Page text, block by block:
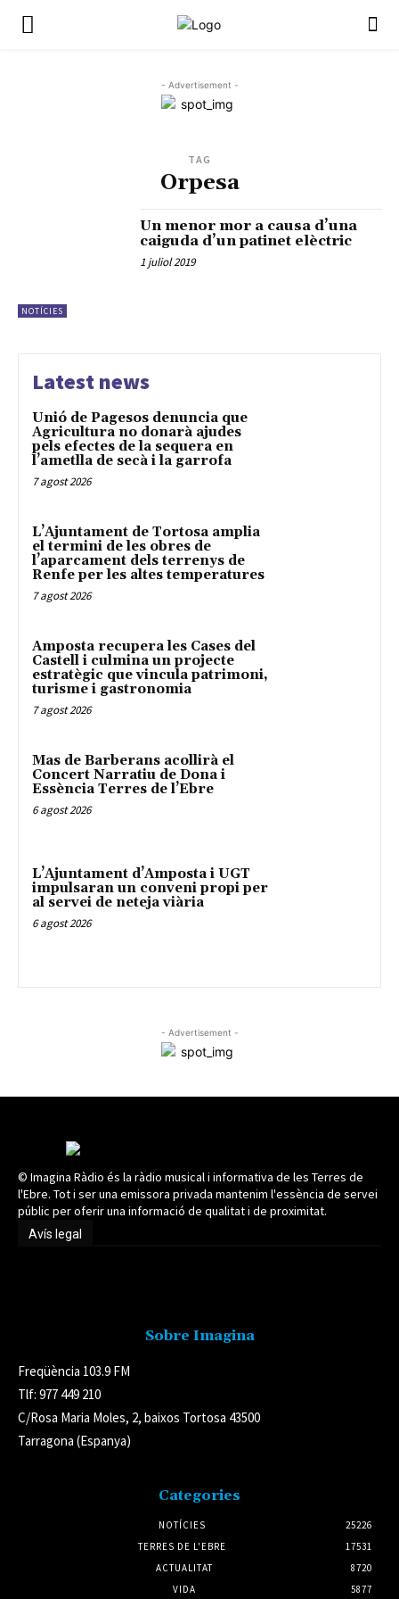
- Advertisement -
TAG
Orpesa
NOTÍCIES
Un menor mor a causa d’una
caiguda d’un patinet elèctric
1 juliol 2019
Latest news
Unió de Pagesos denuncia que
Agricultura no donarà ajudes
pels efectes de la sequera en
l’ametlla de secà i la garrofa
7 agost 2026
L’Ajuntament de Tortosa amplia
el termini de les obres de
l’aparcament dels terrenys de
Renfe per les altes temperatures
7 agost 2026
Amposta recupera les Cases del
Castell i culmina un projecte
estratègic que vincula patrimoni,
turisme i gastronomia
7 agost 2026
Mas de Barberans acollirà el
Concert Narratiu de Dona i
Essència Terres de l’Ebre
6 agost 2026
L’Ajuntament d’Amposta i UGT
impulsaran un conveni propi per
al servei de neteja viària
6 agost 2026
- Advertisement -
© Imagina Ràdio és la ràdio musical i informativa de les Terres de
l'Ebre. Tot i ser una emissora privada mantenim l'essència de servei
públic per oferir una informació de qualitat i de proximitat.
Avís legal
Sobre Imagina
Freqüència 103.9 FM
Tlf: 977 449 210
C/Rosa Maria Moles, 2, baixos Tortosa 43500
Tarragona (Espanya)
Categories
NOTÍCIES
25226
TERRES DE L'EBRE
17531
ACTUALITAT
8720
VIDA
5877